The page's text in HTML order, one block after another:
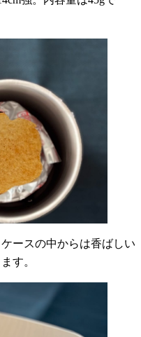
ースの中からは香ばしい
す。